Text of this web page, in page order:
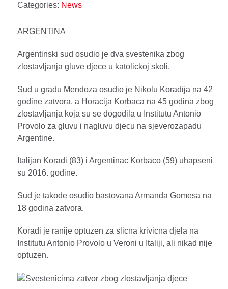
Categories: News
ARGENTINA
Argentinski sud osudio je dva svestenika zbog
zlostavljanja gluve djece u katolickoj skoli.
Sud u gradu Mendoza osudio je Nikolu Koradija na 42
godine zatvora, a Horacija Korbaca na 45 godina zbog
zlostavljanja koja su se dogodila u Institutu Antonio
Provolo za gluvu i nagluvu djecu na sjeverozapadu
Argentine.
Italijan Koradi (83) i Argentinac Korbaco (59) uhapseni
su 2016. godine.
Sud je takode osudio bastovana Armanda Gomesa na
18 godina zatvora.
Koradi je ranije optuzen za slicna krivicna djela na
Institutu Antonio Provolo u Veroni u Italiji, ali nikad nije
optuzen.